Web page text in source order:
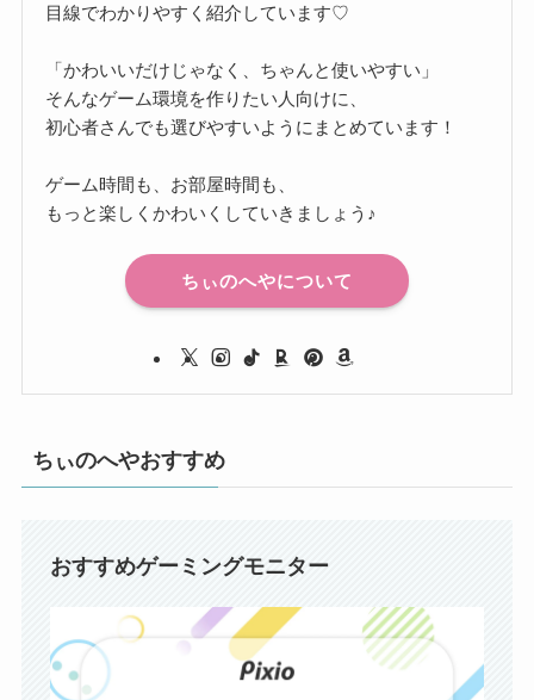
目線でわかりやすく紹介しています♡
「かわいいだけじゃなく、ちゃんと使いやすい」
そんなゲーム環境を作りたい人向けに、
初心者さんでも選びやすいようにまとめています！
ゲーム時間も、お部屋時間も、
もっと楽しくかわいくしていきましょう♪
ちぃのへやについて
ちぃのへやおすすめ
おすすめゲーミングモニター